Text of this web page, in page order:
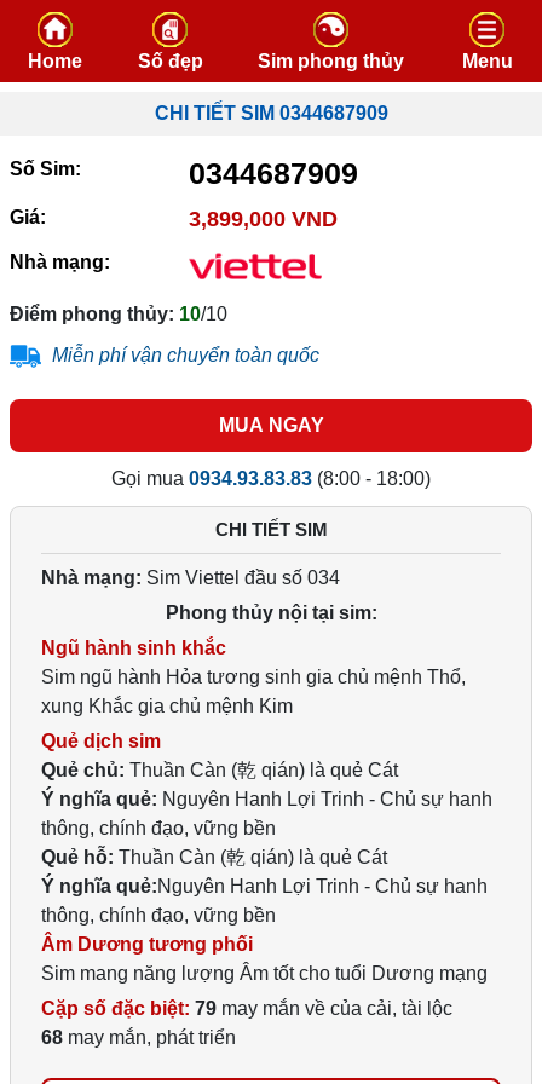
Skip to content
Home Số đẹp Sim phong thủy Menu
CHI TIẾT SIM 0344687909
Số Sim: 0344687909
Giá: 3,899,000 VND
Nhà mạng:
Điểm phong thủy: 10/10
Miễn phí vận chuyển toàn quốc
MUA NGAY
Gọi mua 0934.93.83.83 (8:00 - 18:00)
CHI TIẾT SIM
Nhà mạng: Sim Viettel đầu số 034
Phong thủy nội tại sim:
Ngũ hành sinh khắc
Sim ngũ hành Hỏa tương sinh gia chủ mệnh Thổ,
xung Khắc gia chủ mệnh Kim
Quẻ dịch sim
Quẻ chủ: Thuần Càn (乾 qián) là quẻ Cát
Ý nghĩa quẻ: Nguyên Hanh Lợi Trinh - Chủ sự hanh
thông, chính đạo, vững bền
Quẻ hỗ: Thuần Càn (乾 qián) là quẻ Cát
Ý nghĩa quẻ:Nguyên Hanh Lợi Trinh - Chủ sự hanh
thông, chính đạo, vững bền
Âm Dương tương phối
Sim mang năng lượng Âm tốt cho tuổi Dương mạng
Cặp số đặc biệt: 79 may mắn về của cải, tài lộc
68 may mắn, phát triển